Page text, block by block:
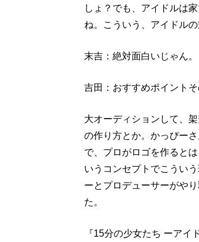
しょ？でも、アイドルは
ね。こういう、アイドル
末吉：絶対面白いじゃん。
吉田：おすすめポイント
大オーディションして、
の作り方とか。かっぴー
で、プロがロゴを作ると
いうコンセプトでこうい
ーとプロデューサーがや
た。
『15分の少女たち ーア